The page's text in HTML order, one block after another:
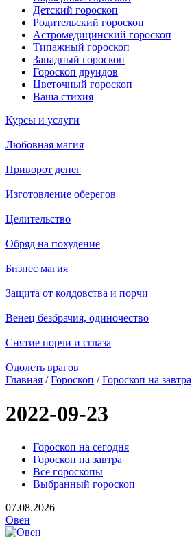
Детский гороскоп
Родительский гороскоп
Астромедицинский гороскоп
Типажный гороскоп
Западный гороскоп
Гороскоп друидов
Цветочный гороскоп
Ваша стихия
Курсы и услуги
Любовная магия
Приворот денег
Изготовление оберегов
Целительство
Обряд на похудение
Бизнес магия
Защита от колдовства и порчи
Венец безбрачия, одиночество
Снятие порчи и сглаза
Одолеть врагов
Главная /Гороскоп /Гороскоп на завтра
2022-09-23
Гороскоп на сегодня
Гороскоп на завтра
Все гороскопы
Выбранный гороскоп
07.08.2026
Овен